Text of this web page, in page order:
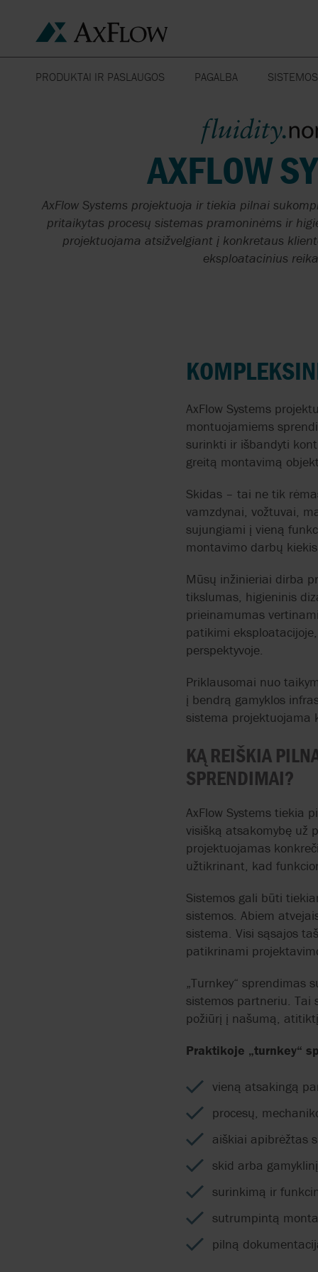
PRODUKTAI IR PASLAUGOS
EUROPOS CENTRINIS
SANDĖLIS
FILTRAI
HOMOGENIZATORIAI
MAIŠYKLĖS
AESSEAL
ANDRITZ RITZ
APV BY SPX FLOW
AUMA
BAC VALVES
BLUE-WHITE
BOYSER
CMO VALVES
COMEVAL VALVE
SYSTEMS
EDWARDS
EFAR
EFFEBI
FITOK
REMONTAS IR
MONTAVIMAS
AVARINĖS SITUACIJOS
ENERGIJOS VARTOJIMO
KONSULTACIJOS
PAGALBA
SKAIČIAVIMAMS
SISTEMOS
MAISTO
SISTEMOS
DOKAI
MAŠINŲ GAMYBA
GAISRŲ GESINIMAS
MAISTO PRODUKTAI
GĖRIMAI
AXFLOW
AxFlow Systems projektuoja ir tiekia pilnai
pritaikytas procesų sistemas pramoninėms ir
projektuojama atsižvelgiant į konkretaus
eksploatacinius
AxFlow Systems
montuojamiems
surinkti ir išbandyti
greitą montavimą
Skidas – tai ne tik
vamzdynai, vožtuvai,
sujungiami į vieną
montavimo darbų
Mūsų inžinieriai dirba
tikslumas, higieninis
prieinamumas
patikimi
perspektyvoje.
Priklausomai nuo
į bendrą gamyklos
sistema projektuojama
KĄ REIŠKIA
SPRENDIMAI?
AxFlow Systems tiekia
visišką atsakomybę už
projektuojamas
užtikrinant, kad
Sistemos gali būti
sistemos. Abiem
sistema. Visi sąsajos
patikrinami
„Turnkey“ sprendimas
sistemos partneriu.
požiūrį į našumą,
Praktikoje „turnkey“
vieną atsakingą
procesų,
aiškiai apibrėžtas
skid arba
surinkimą ir
sutrumpintą
pilną